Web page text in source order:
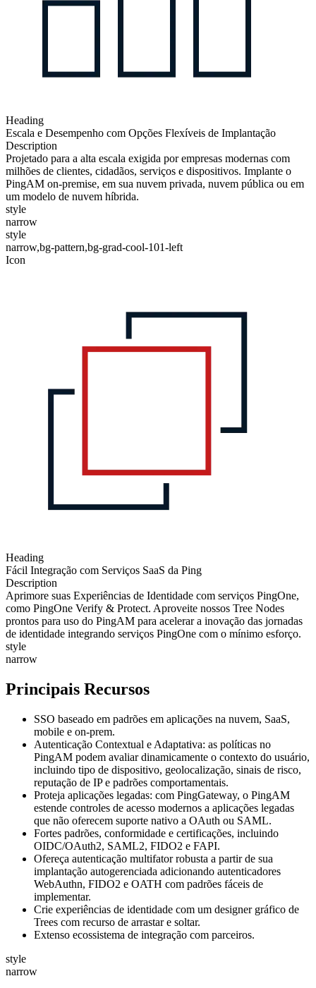
Heading
Escala e Desempenho com Opções Flexíveis de Implantação
Description
Projetado para a alta escala exigida por empresas modernas com
milhões de clientes, cidadãos, serviços e dispositivos. Implante o
PingAM on-premise, em sua nuvem privada, nuvem pública ou em
um modelo de nuvem híbrida.
style
narrow
style
narrow,bg-pattern,bg-grad-cool-101-left
Icon
Heading
Fácil Integração com Serviços SaaS da Ping
Description
Aprimore suas Experiências de Identidade com serviços PingOne,
como PingOne Verify & Protect. Aproveite nossos Tree Nodes
prontos para uso do PingAM para acelerar a inovação das jornadas
de identidade integrando serviços PingOne com o mínimo esforço.
style
narrow
Principais Recursos
SSO baseado em padrões em aplicações na nuvem, SaaS,
mobile e on-prem.
Autenticação Contextual e Adaptativa: as políticas no
PingAM podem avaliar dinamicamente o contexto do usuário,
incluindo tipo de dispositivo, geolocalização, sinais de risco,
reputação de IP e padrões comportamentais.
Proteja aplicações legadas: com PingGateway, o PingAM
estende controles de acesso modernos a aplicações legadas
que não oferecem suporte nativo a OAuth ou SAML.
Fortes padrões, conformidade e certificações, incluindo
OIDC/OAuth2, SAML2, FIDO2 e FAPI.
Ofereça autenticação multifator robusta a partir de sua
implantação autogerenciada adicionando autenticadores
WebAuthn, FIDO2 e OATH com padrões fáceis de
implementar.
Crie experiências de identidade com um designer gráfico de
Trees com recurso de arrastar e soltar.
Extenso ecossistema de integração com parceiros.
style
narrow